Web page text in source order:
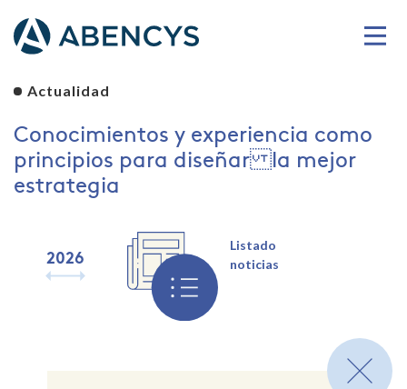
Actualidad
Conocimientos y experiencia como
principios para diseñar la mejor
estrategia
2026 2024 2023 2022 2021
Listado
noticias